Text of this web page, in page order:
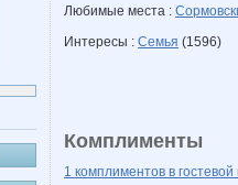
Любимые места :
Интересы : Семья (1596)
Комплименты
1 комплиментов в гостевой